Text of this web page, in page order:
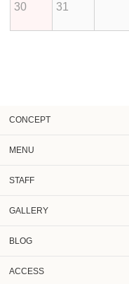
30 31
CONCEPT
MENU
STAFF
GALLERY
BLOG
ACCESS